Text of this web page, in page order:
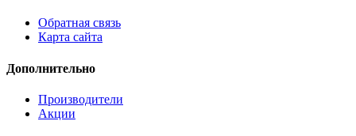
Обратная связь
Карта сайта
Дополнительно
Производители
Акции